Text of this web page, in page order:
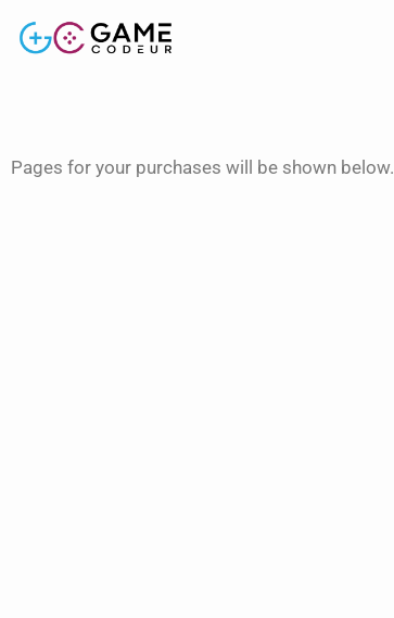
Pages for your purchases will be shown below.